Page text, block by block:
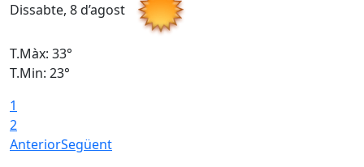
Dissabte, 8 d’agost
T.Màx: 33°
T.Min: 23°
1
2
AnteriorSegüent